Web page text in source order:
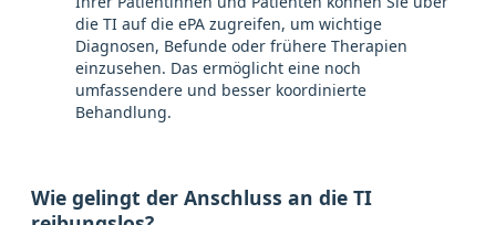
die TI auf die ePA zugreifen, um wichtige
Diagnosen, Befunde oder frühere Therapien
einzusehen. Das ermöglicht eine noch
umfassendere und besser koordinierte
Behandlung.
Wie gelingt der Anschluss an die TI